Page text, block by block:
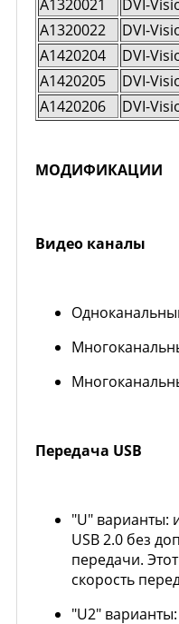
A1320021
DVI-
A1320022
DVI-
A1420204
DVI-
A1420205
DVI-
A1420206
DVI-
МОДИФИКАЦИИ
Видео каналы
Передача USB
"U" варианты:
USB 2.0 без
передачи.
скорость
"U2"